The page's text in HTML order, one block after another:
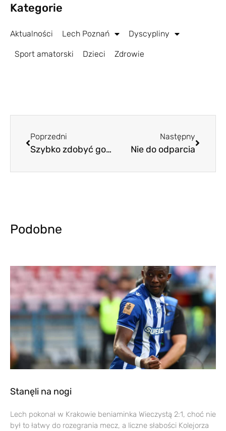
Kategorie
Aktualności Lech Poznań Dyscypliny
Sport amatorski Dzieci Zdrowie
Poprzedni
Szybko zdobyć gola, nie wpaść w pułapkę
Następny
Nie do odparcia
Podobne
Stanęli na nogi
Lech pokonał w Krakowie beniaminka Wieczystą 2:1, choć nie
był to łatwy do rozegrania mecz, a liczne słabości Kolejorza